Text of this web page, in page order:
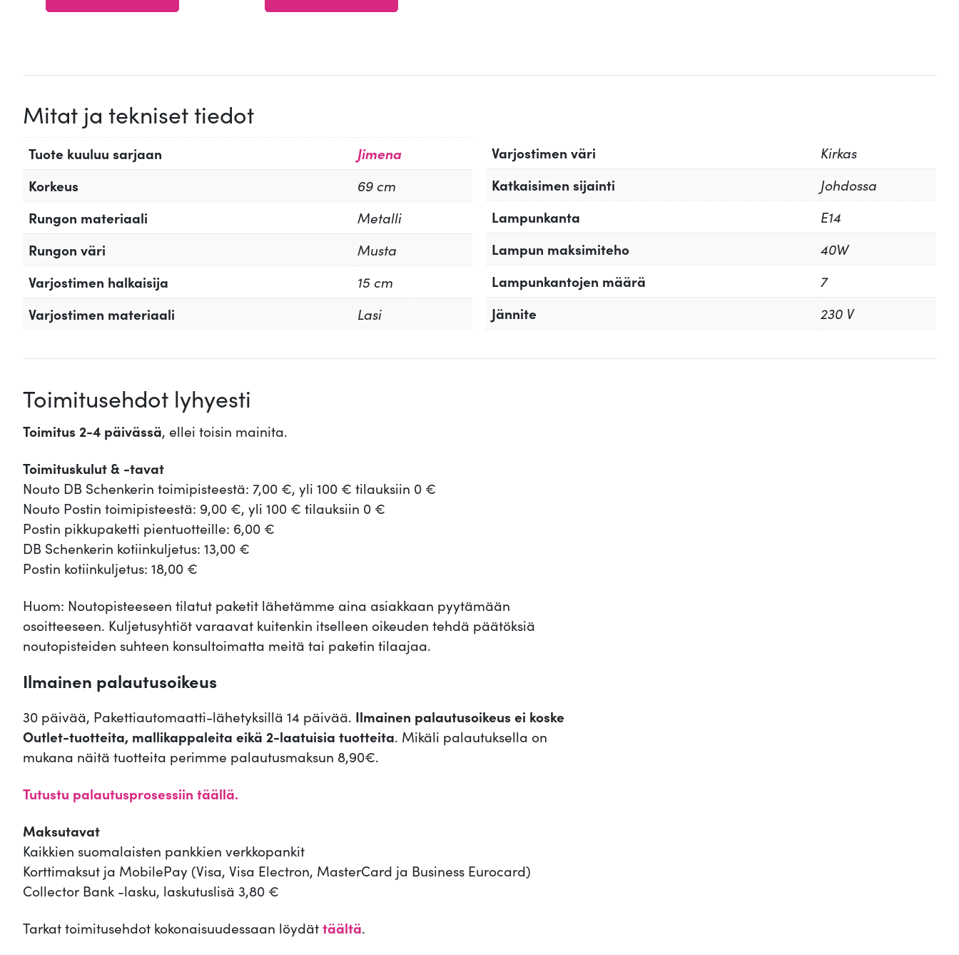
Mitat ja tekniset tiedot
Tuote kuuluu sarjaan
Jimena
Korkeus
69 cm
Rungon materiaali
Metalli
Rungon väri
Musta
Varjostimen halkaisija
15 cm
Varjostimen materiaali
Lasi
Varjostimen väri
Kirkas
Katkaisimen sijainti
Johdossa
Lampunkanta
E14
Lampun maksimiteho
40W
Lampunkantojen määrä
7
Jännite
230 V
Toimitusehdot lyhyesti
Toimitus 2-4 päivässä, ellei toisin mainita.
Toimituskulut & -tavat
Nouto DB Schenkerin toimipisteestä: 7,00 €, yli 100 € tilauksiin 0 €
Nouto Postin toimipisteestä: 9,00 €, yli 100 € tilauksiin 0 €
Postin pikkupaketti pientuotteille: 6,00 €
DB Schenkerin kotiinkuljetus: 13,00 €
Postin kotiinkuljetus: 18,00 €
Huom: Noutopisteeseen tilatut paketit lähetämme aina asiakkaan pyytämään
osoitteeseen. Kuljetusyhtiöt varaavat kuitenkin itselleen oikeuden tehdä päätöksiä
noutopisteiden suhteen konsultoimatta meitä tai paketin tilaajaa.
Ilmainen palautusoikeus
30 päivää, Pakettiautomaatti-lähetyksillä 14 päivää. Ilmainen palautusoikeus ei koske
Outlet-tuotteita, mallikappaleita eikä 2-laatuisia tuotteita. Mikäli palautuksella on
mukana näitä tuotteita perimme palautusmaksun 8,90€.
Tutustu palautusprosessiin täällä.
Maksutavat
Kaikkien suomalaisten pankkien verkkopankit
Korttimaksut ja MobilePay (Visa, Visa Electron, MasterCard ja Business Eurocard)
Collector Bank -lasku, laskutuslisä 3,80 €
Tarkat toimitusehdot kokonaisuudessaan löydättäältä.